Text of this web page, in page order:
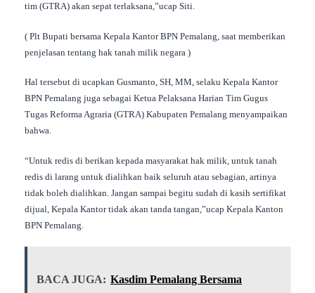
tim (GTRA) akan sepat terlaksana,”ucap Siti.
( Plt Bupati bersama Kepala Kantor BPN Pemalang, saat memberikan
penjelasan tentang hak tanah milik negara )
Hal tersebut di ucapkan Gusmanto, SH, MM, selaku Kepala Kantor
BPN Pemalang juga sebagai Ketua Pelaksana Harian Tim Gugus
Tugas Reforma Agraria (GTRA) Kabupaten Pemalang menyampaikan
bahwa.
“Untuk redis di berikan kepada masyarakat hak milik, untuk tanah
redis di larang untuk dialihkan baik seluruh atau sebagian, artinya
tidak boleh dialihkan. Jangan sampai begitu sudah di kasih sertifikat
dijual, Kepala Kantor tidak akan tanda tangan,”ucap Kepala Kanton
BPN Pemalang.
BACA JUGA: Kasdim Pemalang Bersama